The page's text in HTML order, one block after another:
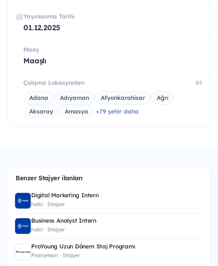
Yayınlanma Tarihi
01.12.2025
Maaş
Maaşlı
Çalışma Lokasyonları 85
Adana Adıyaman Afyonkarahisar
Ağrı
Aksaray
Amasya +79 şehir daha
Benzer Stajyer ilanları
Digital Marketing Intern
helo! · Stajyer
Business Analyst Intern
helo! · Stajyer
ProYoung Uzun Dönem Staj Programı
Prometeon · Stajyer